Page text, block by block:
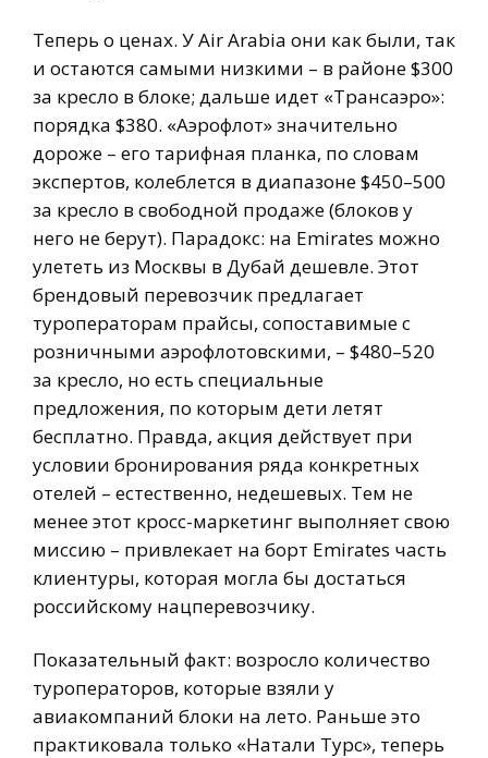
Теперь о ценах. У Air Arabia они как были, так
и остаются самыми низкими – в районе $300
за кресло в блоке; дальше идет «Трансаэро»:
порядка $380. «Аэрофлот» значительно
дороже – его тарифная планка, по словам
экспертов, колеблется в диапазоне $450–500
за кресло в свободной продаже (блоков у
него не берут). Парадокс: на Emirates можно
улететь из Москвы в Дубай дешевле. Этот
брендовый перевозчик предлагает
туроператорам прайсы, сопоставимые с
розничными аэрофлотовскими, – $480–520
за кресло, но есть специальные
предложения, по которым дети летят
бесплатно. Правда, акция действует при
условии бронирования ряда конкретных
отелей – естественно, недешевых. Тем не
менее этот кросс-маркетинг выполняет свою
миссию – привлекает на борт Emirates часть
клиентуры, которая могла бы достаться
российскому нацперевозчику.
Показательный факт: возросло количество
туроператоров, которые взяли у
авиакомпаний блоки на лето. Раньше это
практиковала только «Натали Турс», теперь